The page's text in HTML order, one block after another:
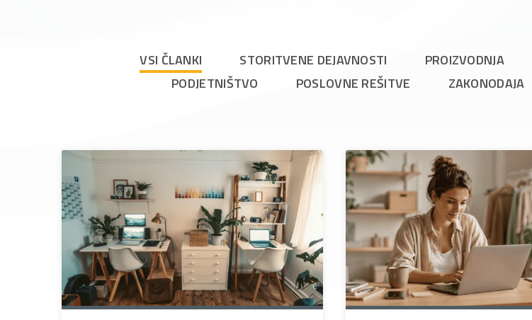
VSI ČLANKI STORITVENE DEJAVNOSTI PROIZVODNJA
PODJETNIŠTVO
POSLOVNE REŠITVE ZAKONODAJA